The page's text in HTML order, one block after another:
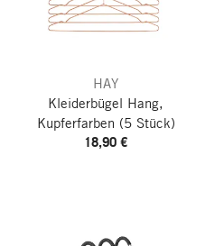
HAY
Kleiderbügel Hang,
Kupferfarben (5 Stück)
18,90 €